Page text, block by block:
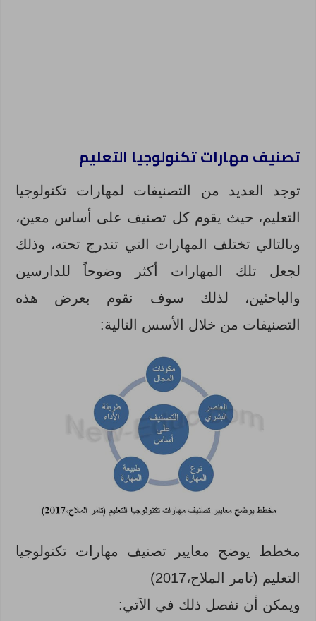
تصنيف مهارات تكنولوجيا التعليم
توجد العديد من التصنيفات لمهارات تكنولوجيا
التعليم، حيث يقوم كل تصنيف على أساس معين،
وبالتالي تختلف المهارات التي تندرج تحته، وذلك
لجعل تلك المهارات أكثر وضوحاً للدارسين
والباحثين، لذلك سوف نقوم بعرض هذه
التصنيفات من خلال الأسس التالية:
مخطط يوضح معايير تصنيف مهارات تكنولوجيا
التعليم (تامر الملاح،2017)
ويمكن أن نفصل ذلك في الآتي: